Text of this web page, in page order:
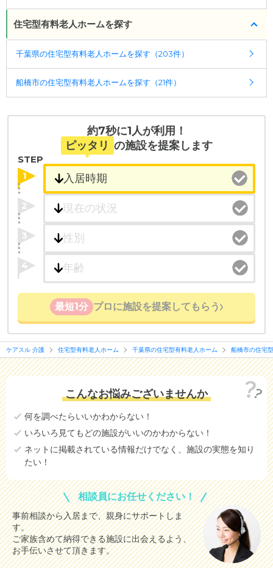
住宅型有料老人ホームを探す
千葉県の住宅型有料老人ホームを探す（203件）
船橋市の住宅型有料老人ホームを探す（21件）
約7秒に1人が利用！
ピッタリ の施設を提案します
STEP
1
2
3
4
最短1分 プロに施設を提案してもらう
ケアスル 介護 住宅型有料老人ホーム 千葉県の住宅型有料老人ホーム 船橋市の住宅
こんなお悩みございませんか
何を調べたらいいかわからない！
いろいろ見てもどの施設がいいのかわからない！
ネットに掲載されている情報だけでなく、施設の実態を知り
たい！
相談員にお任せください！
事前相談から入居まで、親身にサポートしま
す。
ご家族含めて納得できる施設に出会えるよう、
お手伝いさせて頂きます。